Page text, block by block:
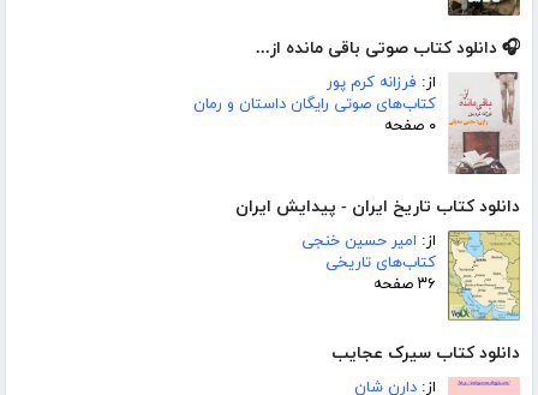
🎧 دانلود کتاب صوتی باقی مانده از...
از: فرزانه کرم پور
کتاب‌های صوتی رایگان داستان و رمان
۰ صفحه
دانلود کتاب تاریخ ایران - پیدایش ایران
از: امیر حسین خنجی
کتاب‌های تاریخی
۳۶ صفحه
دانلود کتاب سیرک عجایب
از: دارن شان